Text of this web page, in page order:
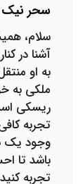
سحر نیک
سلام،
آشنا در
به او
ملکی به
ریسکی
تجربه
وجود یک
باشد تا
تجربه